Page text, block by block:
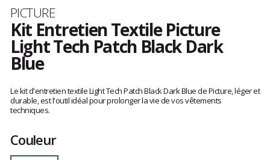
Marque
PICTURE
Kit Entretien Textile Picture
Light Tech Patch Black Dark
Blue
avis
clients
Le kit d'entretien textile Light Tech Patch Black Dark Blue de Picture, léger et
durable, est l'outil idéal pour prolonger la vie de vos vêtements
techniques.
Couleur